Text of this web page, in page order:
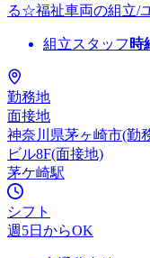
る☆福祉車両の組立/
組立スタッフ 時
勤務地
面接地
神奈川県茅ヶ崎市(勤
ビル8F(面接地)
茅ケ崎駅
シフト
週5日からOK